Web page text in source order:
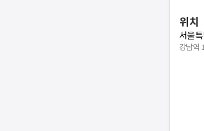
위치
서울
강남역